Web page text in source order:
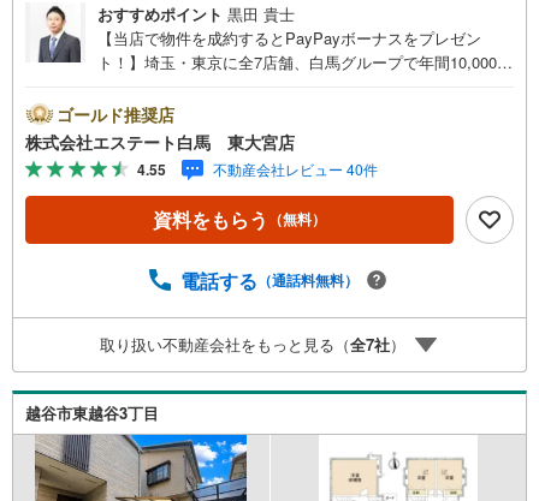
おすすめポイント 黒田 貴士
【当店で物件を成約するとPayPayボーナスをプレゼン
ト！】埼玉・東京に全7店舗、白馬グループで年間10,000人
築・リフォーム・資金計画のプロが、より良いご提案をい
たします。～人気のリモート見学・リモート相談サービス
～・小さいお子様や家事で外出できない、天気が悪く外出
したくない時・LINEやZOOMなど無料のアプリですぐにご
利用いただけます・リモート見学はスタッフがご興味ある
物件の現地から映像をお届けします・写真では伝わりにく
「見え方」などもしっかり確認できます・リモート相談は
ャルプランナーと1対1で・バーチャル背景でプライバシー
も安心・忙しいパートナーに変わって予め確認も・別々の
場所から家族みんなで参加もできます・お気軽にご相談下
さい～営業時間～9:30～18:30こちらのお時間でしたらお電
話でのお問合せがスムーズですお気軽にお問合せください
ゴールド推奨店
株式会社エステート白馬 東大宮店
4.55 不動産会社レビュー 40件
資料をもらう （無料）
電話する （通話料無料）
取り扱い不動産会社をもっと見る（全7社）
越谷市東越谷3丁目